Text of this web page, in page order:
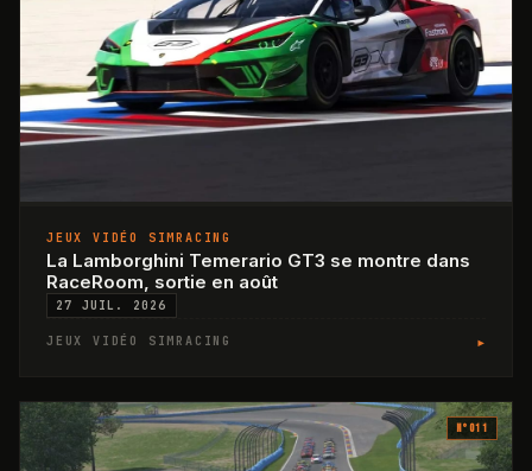
JEUX VIDÉO SIMRACING
La Lamborghini Temerario GT3 se montre dans
RaceRoom, sortie en août
27 JUIL. 2026
JEUX VIDÉO SIMRACING ▸
N°011